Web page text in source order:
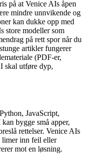
på at Venice AIs åpen
mindre unnvikende og
kan dukke opp med
store modeller som
på rett spor når du
artikler fungerer
(PDF-er,
skal utføre dyp,
JavaScript,
bygge små apper,
rettelser. Venice AIs
limer inn feil eller
mot en løsning.